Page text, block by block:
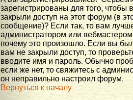
зарегистрированы для того, чтобы
закрыли доступ на этот форум (в
сообщение)? Если так, то вам
администратором или
почему это произошло. Если вы
вам не закрыли доступ, то
вводите имя и пароль. Обычно
если же нет, то свяжитесь с
он неправильно настроил форум.
Вернуться к началу